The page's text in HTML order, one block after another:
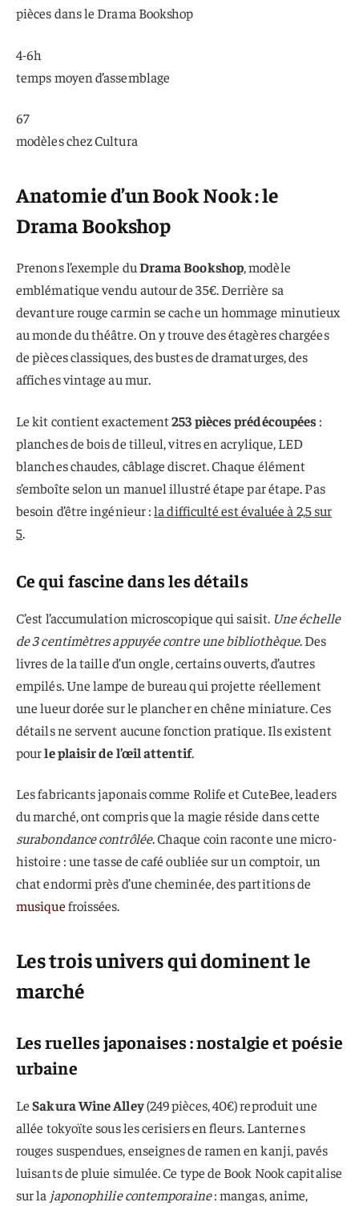
pièces dans le Drama Bookshop
4-6h
temps moyen d’assemblage
67
modèles chez Cultura
Anatomie d’un Book Nook : le
Drama Bookshop
Prenons l’exemple duDrama Bookshop, modèle
emblématique vendu autour de 35€. Derrière sa
devanture rouge carmin se cache un hommage minutieux
au monde du théâtre.On y trouve des étagères chargées
de pièces classiques, des bustes de dramaturges, des
affiches vintage au mur.
Le kit contient exactement253 pièces prédécoupées :
planches de bois de tilleul, vitres en acrylique, LED
blanches chaudes, câblage discret. Chaque élément
s’emboîte selon un manuel illustré étape par étape. Pas
besoin d’être ingénieur :la difficulté est évaluée à 2,5 sur
5.
Ce qui fascine dans les détails
C’est l’accumulation microscopique qui saisit. Une échelle
de 3 centimètres appuyée contre une bibliothèque. Des
livres de la taille d’un ongle, certains ouverts, d’autres
empilés. Une lampe de bureau qui projette réellement
une lueur dorée sur le plancher en chêne miniature. Ces
détails ne servent aucune fonction pratique. Ils existent
pourle plaisir de l’œil attentif.
Les fabricants japonais comme Rolife et CuteBee, leaders
du marché, ont compris que la magie réside dans cette
surabondance contrôlée. Chaque coin raconte une micro-
histoire : une tasse de café oubliée sur un comptoir, un
chat endormi près d’une cheminée, des partitions de
musiquefroissées.
Les trois univers qui dominent le
marché
Les ruelles japonaises : nostalgie et poésie
urbaine
LeSakura Wine Alley(249 pièces, 40€) reproduit une
allée tokyoïte sous les cerisiers en fleurs. Lanternes
rouges suspendues, enseignes de ramen en kanji, pavés
luisants de pluie simulée. Ce type de Book Nook capitalise
sur la japonophilie contemporaine: mangas, anime,